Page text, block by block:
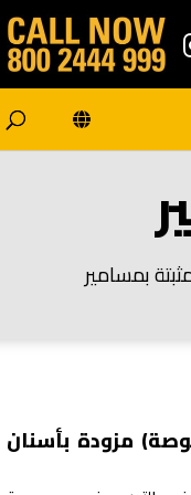
أغراض عامة مقاس 2036 مم (80 بوصة) مزودة بأسنان